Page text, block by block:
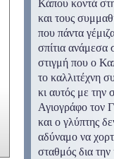
Κάπου κοντά
και τους
που πάντα
σπίτια ανάμεσα
στιγμή που ο
το καλλιτέχνη
κι αυτός με την
Αγιογράφο τον
και ο γλύπτης
αδύναμο να
σταθμός δια την